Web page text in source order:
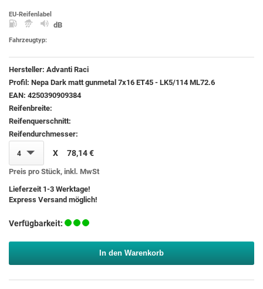
EU-Reifenlabel
dB
Fahrzeugtyp:
Hersteller: Advanti Raci
Profil: Nepa Dark matt gunmetal 7x16 ET45 - LK5/114 ML72.6
EAN: 4250390909384
Reifenbreite:
Reifenquerschnitt:
Reifendurchmesser:
4 X 78,14 €
Preis pro Stück, inkl. MwSt
Lieferzeit 1-3 Werktage!
Express Versand möglich!
Verfügbarkeit:
In den Warenkorb